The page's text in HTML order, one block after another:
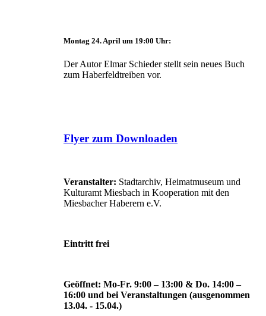
Montag 24. April um 19:00 Uhr:
Der Autor Elmar Schieder stellt sein neues Buch
zum Haberfeldtreiben vor.
Flyer zum Downloaden
Veranstalter: Stadtarchiv, Heimatmuseum und
Kulturamt Miesbach in Kooperation mit den
Miesbacher Haberern e.V.
Eintritt frei
Geöffnet: Mo-Fr. 9:00 – 13:00 & Do. 14:00 –
16:00 und bei Veranstaltungen (ausgenommen
13.04. - 15.04.)